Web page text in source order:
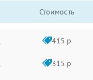
Стоимость
415 р
315 р